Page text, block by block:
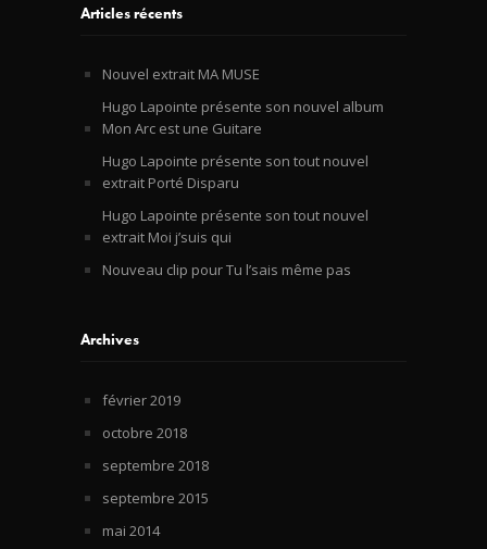
Articles récents
Nouvel extrait MA MUSE
Hugo Lapointe présente son nouvel album
Mon Arc est une Guitare
Hugo Lapointe présente son tout nouvel
extrait Porté Disparu
Hugo Lapointe présente son tout nouvel
extrait Moi j’suis qui
Nouveau clip pour Tu l’sais même pas
Archives
février 2019
octobre 2018
septembre 2018
septembre 2015
mai 2014